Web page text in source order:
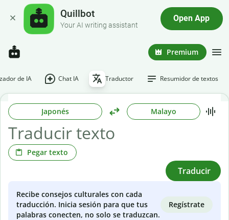
Quillbot
Your AI writing assistant
Open App
Premium
de IA Chat IA Traductor Resumidor de textos
Japonés Malayo
Pegar texto
Traducir
Recibe consejos culturales con cada
traducción. Inicia sesión para que tus
palabras conecten, no solo se traduzcan.
Regístrate